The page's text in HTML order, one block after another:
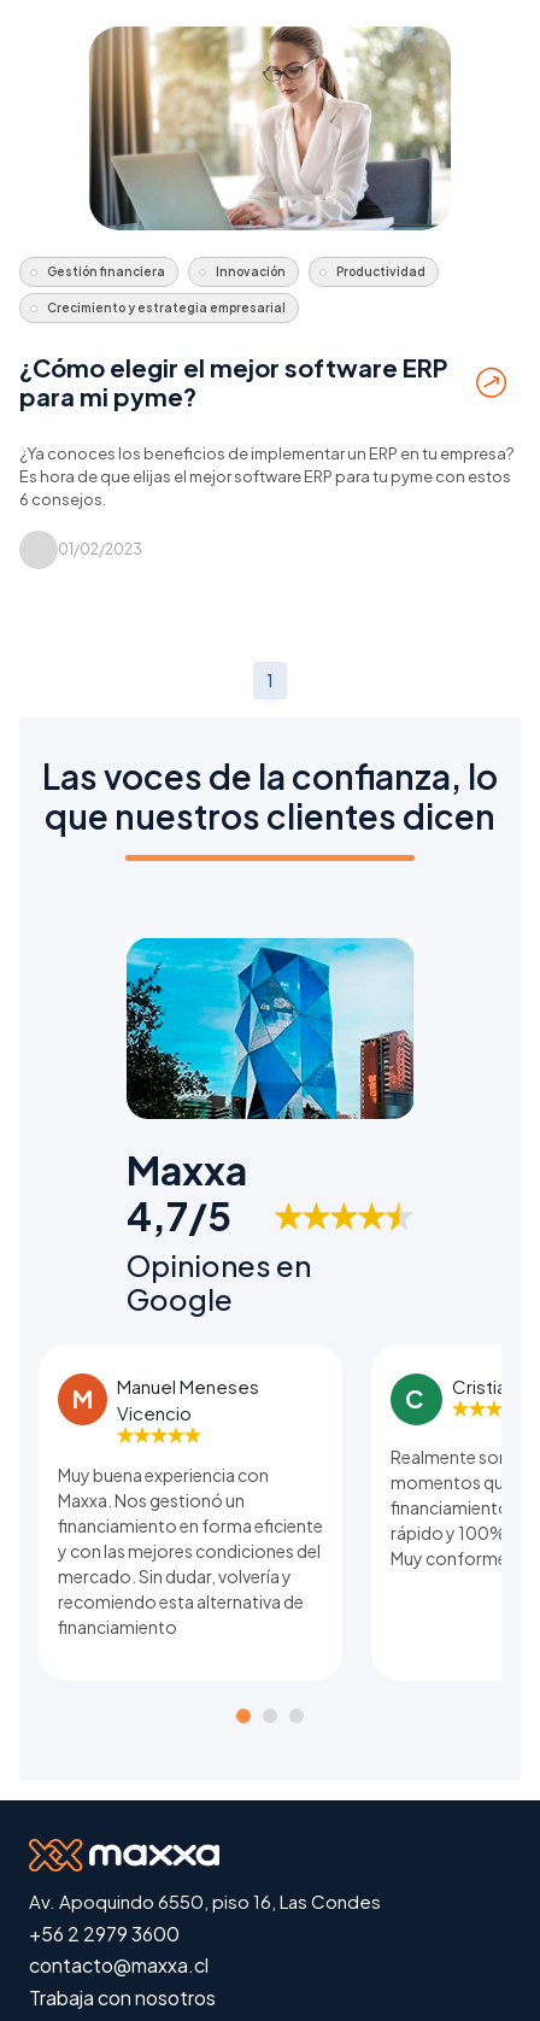
Gestión financiera Innovación Productividad
Crecimiento y estrategia empresarial
¿Cómo elegir el mejor software ERP
para mi pyme?
¿Ya conoces los beneficios de implementar un ERP en tu empresa?
Es hora de que elijas el mejor software ERP para tu pyme con estos
6 consejos.
01/02/2023
1
Las voces de la confianza, lo
que nuestros clientes dicen
Maxxa
4,7/5
Opiniones en
Google
M
Manuel Meneses
Vicencio
Muy buena experiencia con
Maxxa. Nos gestionó un
financiamiento en forma eficiente
y con las mejores condiciones del
mercado. Sin dudar, volvería y
recomiendo esta alternativa de
financiamiento
C Cristian
Realmente son
momentos que se
financiamiento. El
rápido y 100%
Muy conforme
Av. Apoquindo 6550, piso 16, Las Condes
+56 2 2979 3600
contacto@maxxa.cl
Trabaja con nosotros